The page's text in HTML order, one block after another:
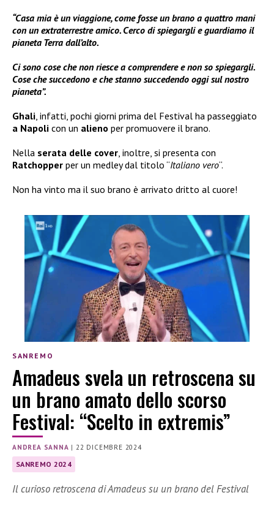
“Casa mia è un viaggione, come fosse un brano a quattro mani
con un extraterrestre amico. Cerco di spiegargli e guardiamo il
pianeta Terra dall’alto.
Ci sono cose che non riesce a comprendere e non so spiegargli.
Cose che succedono e che stanno succedendo oggi sul nostro
pianeta”.
Ghali , infatti, pochi giorni prima del Festival ha passeggiato
a Napoli con un alieno per promuovere il brano.
Nella serata delle cover , inoltre, si presenta con
Ratchopper per un medley dal titolo “Italiano vero“.
Non ha vinto ma il suo brano è arrivato dritto al cuore!
SANREMO
Amadeus svela un retroscena su
un brano amato dello scorso
Festival: “Scelto in extremis”
ANDREA SANNA |22 DICEMBRE 2024
SANREMO 2024
Il curioso retroscena di Amadeus su un brano del Festival